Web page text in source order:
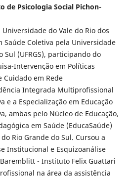
de Psicologia Social Pichon-
do Vale do Rio dos
Saúde Coletiva pela Universidade
Sul (UFRGS), participando do
Intervenção em Políticas
Cuidado em Rede
Integrada Multiprofissional
e a Especialização em Educação
ambas pelo Núcleo de Educação,
em Saúde (EducaSaúde)
Rio Grande do Sul. Cursou a
Institucional e Esquizoanálise
- Instituto Felix Guattari
na área da assistência